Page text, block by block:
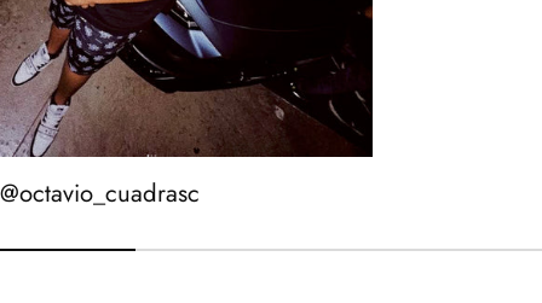
@octavio_cuadrasc